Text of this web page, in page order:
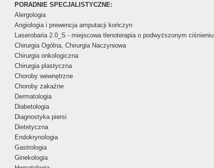
PORADNIE SPECJALISTYCZNE:
Alergologia
Angiologia i prewencja amputacji kończyn
Laserobaria 2.0_S - miejscowa tlenoterapia o podwyższonym ciśnieniu
Chirurgia Ogólna, Chirurgia Naczyniowa
Chirurgia onkologiczna
Chirurgia plastyczna
Choroby wewnętrzne
Choroby zakaźne
Dermatologia
Diabetologia
Diagnostyka piersi
Dietetyczna
Endokrynologia
Gastrologia
Ginekologia